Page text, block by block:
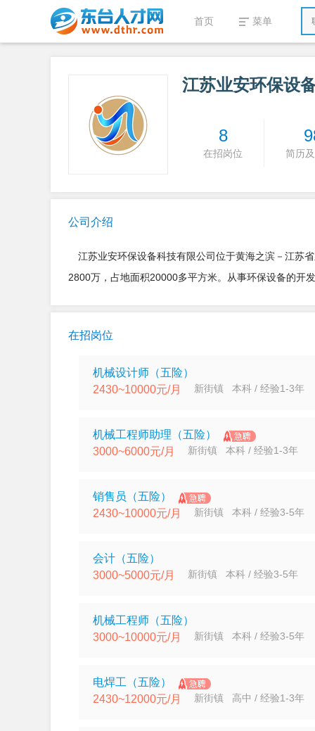
首页 菜单
江苏业安环保设
8
在招岗位 简历
公司介绍
江苏业安环保设备科技有限公司位于黄海之滨－江苏
2800万，占地面积20000多平方米。从事环保设备的开发
在招岗位
机械设计师（五险）
2430~10000元/月 新街镇 本科 / 经验1-3年
机械工程师助理（五险）
3000~6000元/月 新街镇 本科 / 经验1-3年
销售员（五险）
2430~10000元/月 新街镇 本科 / 经验3-5年
会计（五险）
3000~5000元/月 新街镇 本科 / 经验3-5年
机械工程师（五险）
3000~10000元/月 新街镇 本科 / 经验3-5年
电焊工（五险）
2430~12000元/月 新街镇 高中 / 经验1-3年